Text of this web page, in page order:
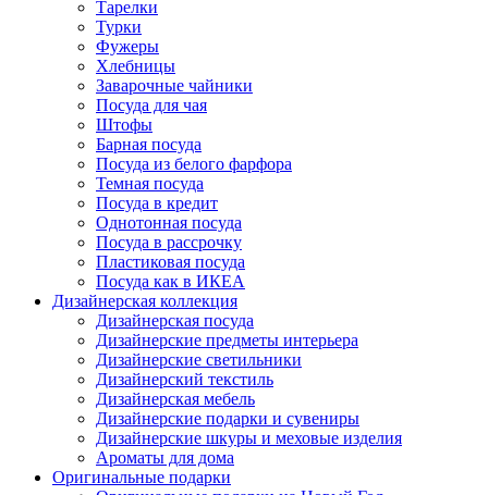
Тарелки
Турки
Фужеры
Хлебницы
Заварочные чайники
Посуда для чая
Штофы
Барная посуда
Посуда из белого фарфора
Темная посуда
Посуда в кредит
Однотонная посуда
Посуда в рассрочку
Пластиковая посуда
Посуда как в ИКЕА
Дизайнерская коллекция
Дизайнерская посуда
Дизайнерские предметы интерьера
Дизайнерские светильники
Дизайнерский текстиль
Дизайнерская мебель
Дизайнерские подарки и сувениры
Дизайнерские шкуры и меховые изделия
Ароматы для дома
Оригинальные подарки